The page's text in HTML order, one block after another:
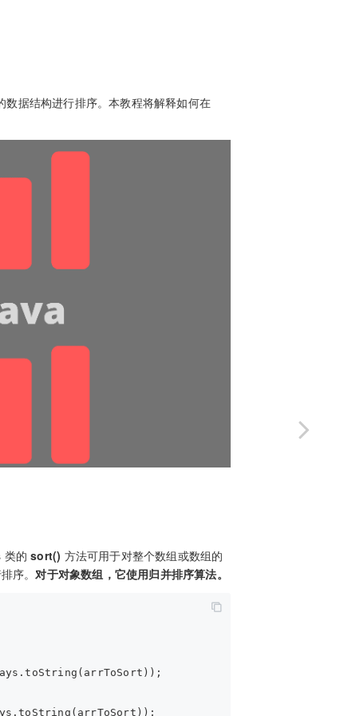
据结构进行排序。本教程将解释如何在
类的sort() 方法可用于对整个数组或数组的
序。 对于对象数组，它使用归并排序算法。